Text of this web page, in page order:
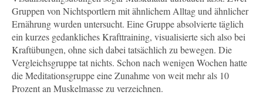
Gruppen von Nichtsportlern mit ähnlichem Alltag und ähnlicher
Ernährung wurden untersucht. Eine Gruppe absolvierte täglich
ein kurzes gedankliches Krafttraining, visualisierte sich also bei
Kraftübungen, ohne sich dabei tatsächlich zu bewegen. Die
Vergleichsgruppe tat nichts. Schon nach wenigen Wochen hatte
die Meditationsgruppe eine Zunahme von weit mehr als 10
Prozent an Muskelmasse zu verzeichnen.